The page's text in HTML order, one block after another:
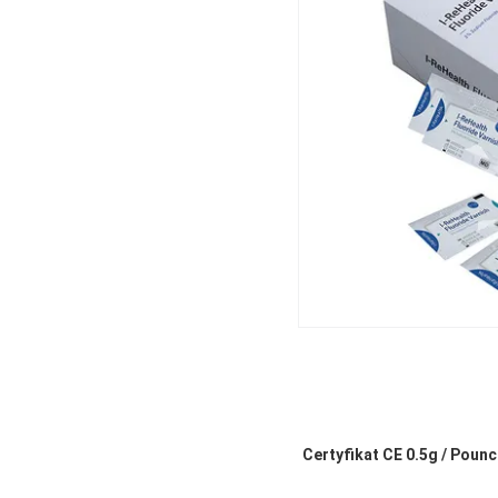
Certyfikat CE 0.5g /